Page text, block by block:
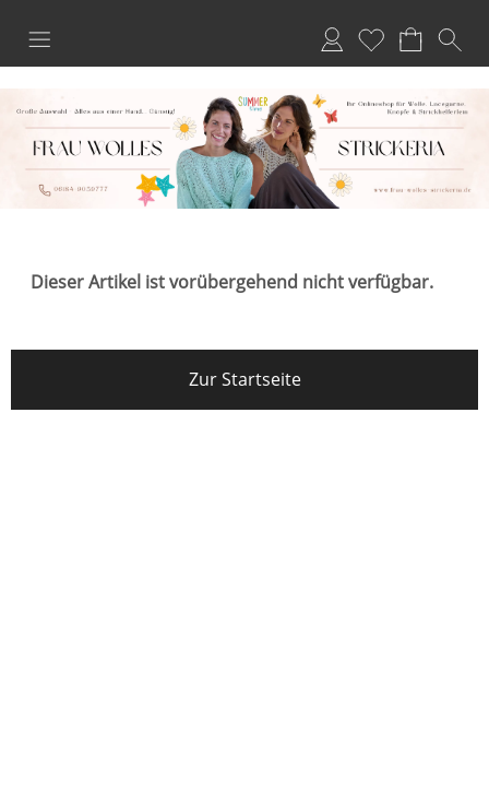
Anmelden
Merkliste
Dieser Artikel ist vorübergehend nicht verfügbar.
Zur Startseite